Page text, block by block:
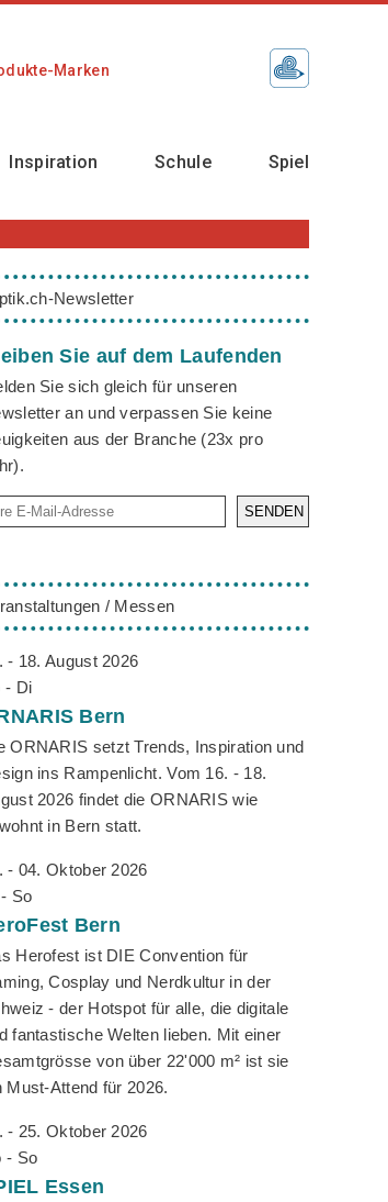
Marken
Inspiration Schule Spiel
Newsletter
Sie auf dem Laufenden
Sie sich gleich für unseren
an und verpassen Sie keine
aus der Branche (23x pro
SENDEN
/ Messen
- 18. August 2026
- Di
Bern
ORNARIS setzt Trends, Inspiration und
ins Rampenlicht. Vom 16. - 18.
2026 findet die ORNARIS wie
in Bern statt.
- 04. Oktober 2026
So
Bern
Herofest ist DIE Convention für
Cosplay und Nerdkultur in der
- der Hotspot für alle, die digitale
fantastische Welten lieben. Mit einer
von über 22'000 m² ist sie
Must-Attend für 2026.
- 25. Oktober 2026
- So
Essen